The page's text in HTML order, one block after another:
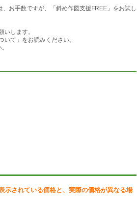
グラムフォ
。
ンやOSなどの情報もお知らせください。
お手数ですが、「斜め作図支援FREE」をお試し
します。
て」をお読みください。
されている価格と、実際の価格が異なる場